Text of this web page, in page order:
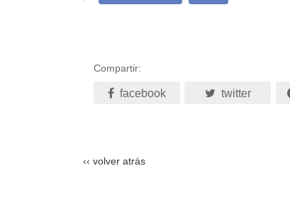
Compartir:
facebook twitter
‹‹ volver atrás